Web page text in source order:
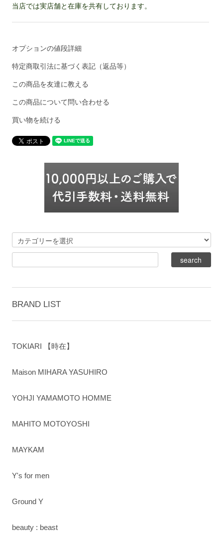
当店では実店舗と在庫を共有しております。
オプションの値段詳細
特定商取引法に基づく表記（返品等）
この商品を友達に教える
この商品について問い合わせる
買い物を続ける
BRAND LIST
TOKIARI 【時在】
Maison MIHARA YASUHIRO
YOHJI YAMAMOTO HOMME
MAHITO MOTOYOSHI
MAYKAM
Y's for men
Ground Y
beauty : beast